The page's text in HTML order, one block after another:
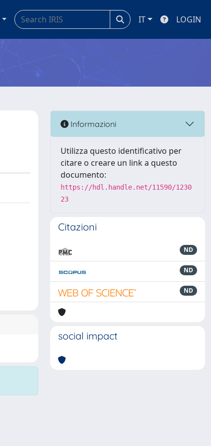
IT LOGIN
Informazioni
Utilizza questo identificativo per
citare o creare un link a questo
documento:
https://hdl.handle.net/11590/1230
23
Citazioni
ND
ND
ND
social impact